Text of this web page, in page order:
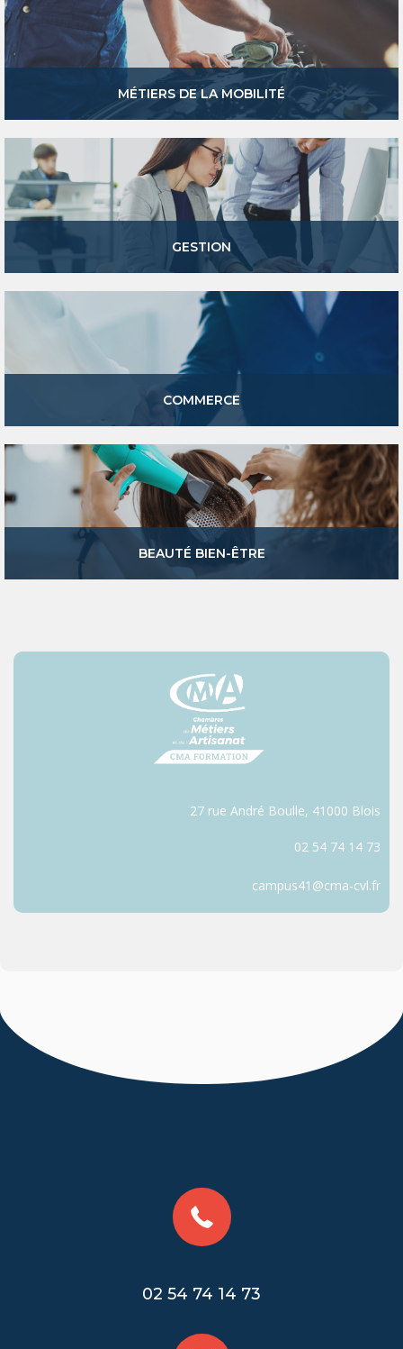
MÉTIERS DE LA MOBILITÉ
GESTION
COMMERCE
BEAUTÉ BIEN-ÊTRE
27 rue André Boulle, 41000 Blois
02 54 74 14 73
campus41@cma-cvl.fr
02 54 74 14 73